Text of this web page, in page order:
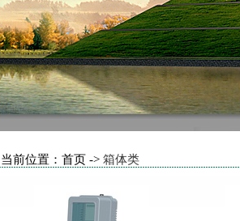
当前位置：首页 -> 箱体类